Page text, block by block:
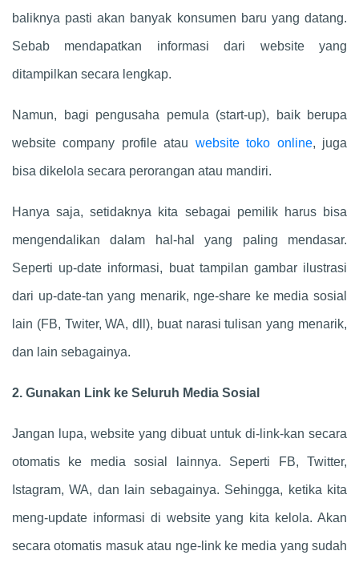
baliknya pasti akan banyak konsumen baru yang datang.
Sebab mendapatkan informasi dari website yang
ditampilkan secara lengkap.
Namun, bagi pengusaha pemula (start-up), baik berupa
website company profile atau website toko online, juga
bisa dikelola secara perorangan atau mandiri.
Hanya saja, setidaknya kita sebagai pemilik harus bisa
mengendalikan dalam hal-hal yang paling mendasar.
Seperti up-date informasi, buat tampilan gambar ilustrasi
dari up-date-tan yang menarik, nge-share ke media sosial
lain (FB, Twiter, WA, dll), buat narasi tulisan yang menarik,
dan lain sebagainya.
2. Gunakan Link ke Seluruh Media Sosial
Jangan lupa, website yang dibuat untuk di-link-kan secara
otomatis ke media sosial lainnya. Seperti FB, Twitter,
Istagram, WA, dan lain sebagainya. Sehingga, ketika kita
meng-update informasi di website yang kita kelola. Akan
secara otomatis masuk atau nge-link ke media yang sudah